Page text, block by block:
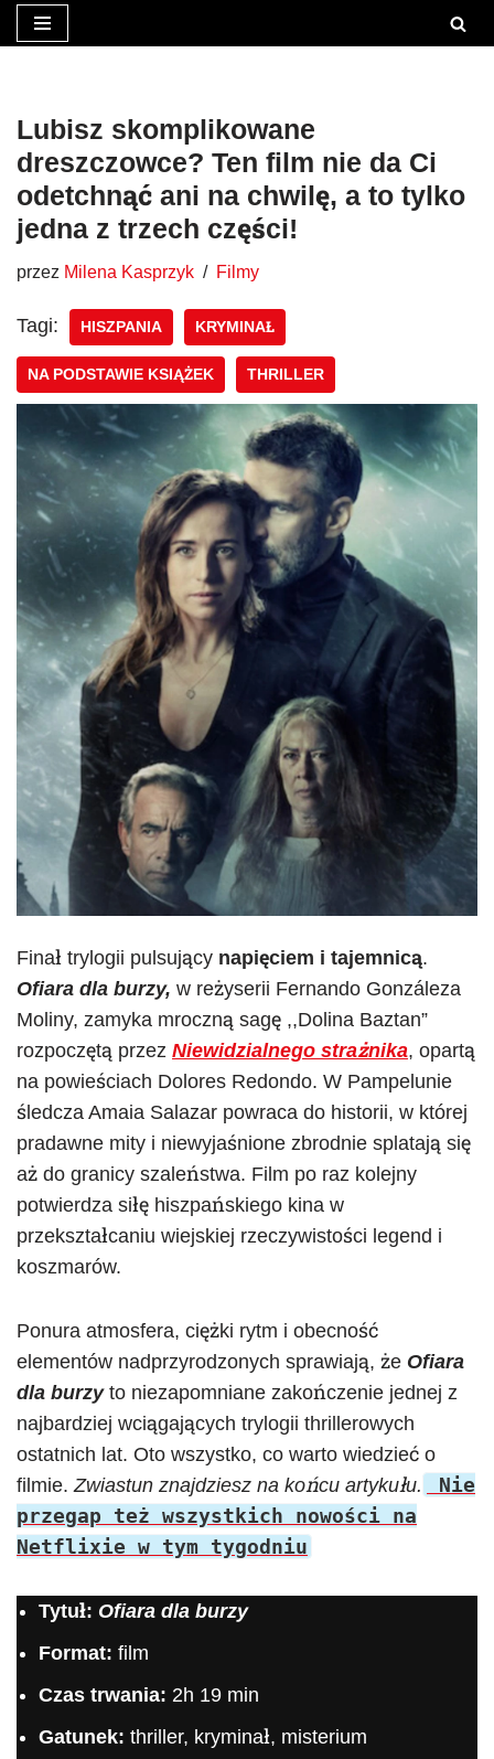
treści
Lubisz skomplikowane
dreszczowce? Ten film nie da Ci
odetchnąć ani na chwilę, a to tylko
jedna z trzech części!
przez Milena Kasprzyk Filmy
Tagi: HISZPANIA KRYMINAŁ
NA PODSTAWIE KSIĄŻEK THRILLER
Finał trylogii pulsujący napięciem i tajemnicą.
Ofiara dla burzy, w reżyserii Fernando Gonzáleza
Moliny, zamyka mroczną sagę ,,Dolina Baztan”
rozpoczętą przez Niewidzialnego strażnika, opartą
na powieściach Dolores Redondo. W Pampelunie
śledcza Amaia Salazar powraca do historii, w której
pradawne mity i niewyjaśnione zbrodnie splatają się
aż do granicy szaleństwa. Film po raz kolejny
potwierdza siłę hiszpańskiego kina w
przekształcaniu wiejskiej rzeczywistości legend i
koszmarów.
Ponura atmosfera, ciężki rytm i obecność
elementów nadprzyrodzonych sprawiają, że Ofiara
dla burzyto niezapomniane zakończenie jednej z
najbardziej wciągających trylogii thrillerowych
ostatnich lat. Oto wszystko, co warto wiedzieć o
filmie.Zwiastun znajdziesz na końcu artykułu.
Nie
przegap też wszystkich nowości na
Netflixie w tym tygodniu
Tytuł: Ofiara dla burzy
Format: film
Czas trwania: 2h 19 min
Gatunek: thriller, kryminał, misterium